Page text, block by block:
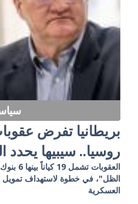
بريطانيا تفرض
روسيا.. سيبيها يحدد
الظل"، في خطوة لاستهداف تمويل
العسكرية